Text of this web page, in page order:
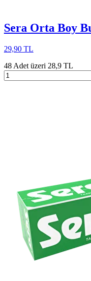
Sera Orta Boy
29,90 TL
48 Adet üzeri 28,9 TL